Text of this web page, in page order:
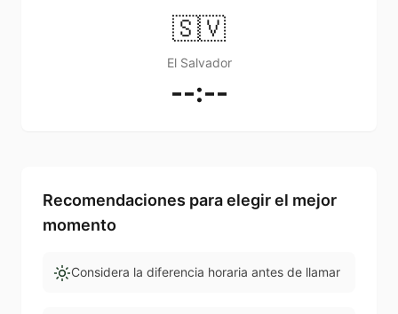
🇸🇻
El Salvador
--:--
Recomendaciones para elegir el mejor
momento
Considera la diferencia horaria antes de llamar